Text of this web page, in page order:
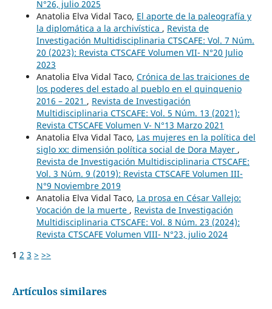
N°26, julio 2025
Anatolia Elva Vidal Taco, El aporte de la paleografía y
la diplomática a la archivística , Revista de
Investigación Multidisciplinaria CTSCAFE: Vol. 7 Núm.
20 (2023): Revista CTSCAFE Volumen VII- N°20 Julio
2023
Anatolia Elva Vidal Taco, Crónica de las traiciones de
los poderes del estado al pueblo en el quinquenio
2016 – 2021 , Revista de Investigación
Multidisciplinaria CTSCAFE: Vol. 5 Núm. 13 (2021):
Revista CTSCAFE Volumen V- N°13 Marzo 2021
Anatolia Elva Vidal Taco, Las mujeres en la política del
siglo xx: dimensión política social de Dora Mayer ,
Revista de Investigación Multidisciplinaria CTSCAFE:
Vol. 3 Núm. 9 (2019): Revista CTSCAFE Volumen III-
N°9 Noviembre 2019
Anatolia Elva Vidal Taco, La prosa en César Vallejo:
Vocación de la muerte , Revista de Investigación
Multidisciplinaria CTSCAFE: Vol. 8 Núm. 23 (2024):
Revista CTSCAFE Volumen VIII- N°23, julio 2024
1 2 3 > >>
Artículos similares